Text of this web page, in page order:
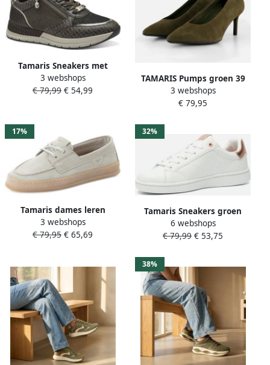
Tamaris Sneakers met
sleehak vrijetijdsschoen
lage schoen veterschoen
3 webshops
€ 79,99 € 54,99
TAMARIS Pumps groen 39
3 webshops
€ 79,95
17%
Tamaris dames leren
mocassin 1-23615-46-771
instapschoen dames groen
3 webshops
€ 79,95 € 65,69
32%
Tamaris Sneakers groen
Leer Dames
6 webshops
€ 79,99 € 53,75
38%